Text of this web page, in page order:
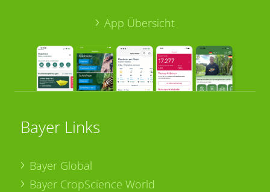
App Übersicht
Bayer Links
Bayer Global
Bayer CropScience World